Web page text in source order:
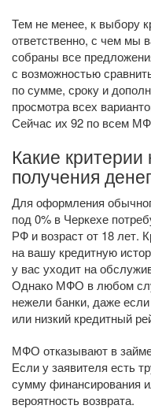
Тем не менее, к выбору
ответственно, с чем мы
собраны все
с возможностью
по сумме, сроку и
просмотра всех
Сейчас их 92 по всем
Какие
получения
Для оформления
под 0% в Черкехе
РФ и возраст от 18 лет.
на вашу кредитную
у вас уходит на
Однако МФО в любом
нежели банки, даже
или низкий кредитный
МФО отказывают в
Если у заявителя есть
сумму финансирования
вероятность возврата.